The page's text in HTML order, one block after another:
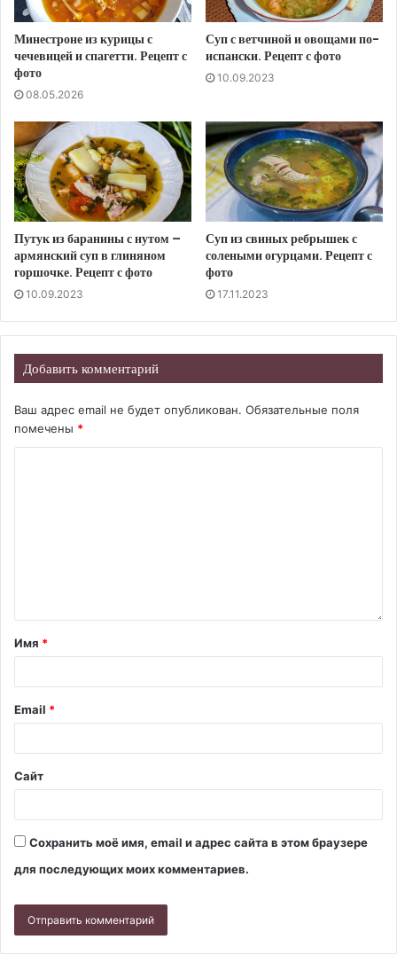
Минестроне из курицы с
чечевицей и спагетти. Рецепт с
фото
08.05.2026
Суп с ветчиной и овощами по-
испански. Рецепт с фото
10.09.2023
Путук из баранины с нутом –
армянский суп в глиняном
горшочке. Рецепт с фото
10.09.2023
Суп из свиных ребрышек с
солеными огурцами. Рецепт с
фото
17.11.2023
Добавить комментарий
Ваш адрес email не будет опубликован. Обязательные поля
помечены *
Имя *
Email *
Сайт
Сохранить моё имя, email и адрес сайта в этом браузере
для последующих моих комментариев.